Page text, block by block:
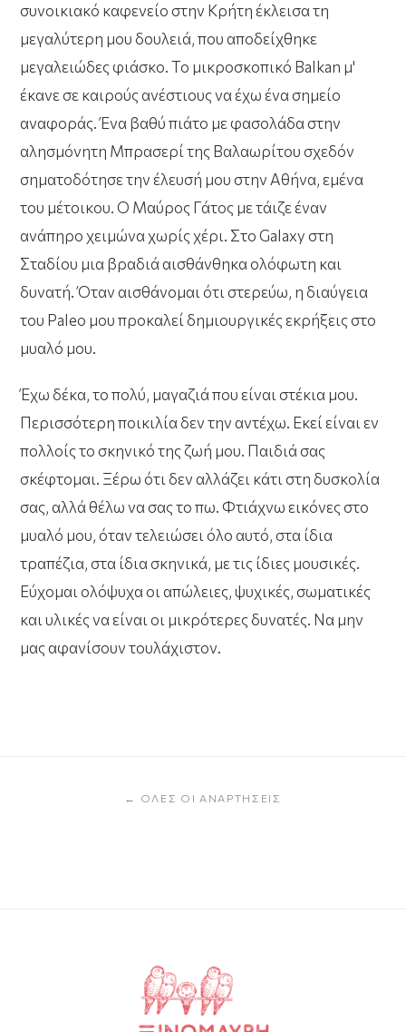
συνοικιακό καφενείο στην Κρήτη έκλεισα τη
μεγαλύτερη μου δουλειά, που αποδείχθηκε
μεγαλειώδες φιάσκο. Το μικροσκοπικό Balkan μ'
έκανε σε καιρούς ανέστιους να έχω ένα σημείο
αναφοράς. Ένα βαθύ πιάτο με φασολάδα στην
αλησμόνητη Μπρασερί της Βαλαωρίτου σχεδόν
σηματοδότησε την έλευσή μου στην Αθήνα, εμένα
του μέτοικου. Ο Μαύρος Γάτος με τάιζε έναν
ανάπηρο χειμώνα χωρίς χέρι. Στο Galaxy στη
Σταδίου μια βραδιά αισθάνθηκα ολόφωτη και
δυνατή. Όταν αισθάνομαι ότι στερεύω, η διαύγεια
του Paleo μου προκαλεί δημιουργικές εκρήξεις στο
μυαλό μου.
Έχω δέκα, το πολύ, μαγαζιά που είναι στέκια μου.
Περισσότερη ποικιλία δεν την αντέχω. Εκεί είναι εν
πολλοίς το σκηνικό της ζωή μου. Παιδιά σας
σκέφτομαι. Ξέρω ότι δεν αλλάζει κάτι στη δυσκολία
σας, αλλά θέλω να σας το πω. Φτιάχνω εικόνες στο
μυαλό μου, όταν τελειώσει όλο αυτό, στα ίδια
τραπέζια, στα ίδια σκηνικά, με τις ίδιες μουσικές.
Εύχομαι ολόψυχα οι απώλειες, ψυχικές, σωματικές
και υλικές να είναι οι μικρότερες δυνατές. Να μην
μας αφανίσουν τουλάχιστον.
← ΌΛΕΣ ΟΙ ΑΝΑΡΤΉΣΕΙΣ